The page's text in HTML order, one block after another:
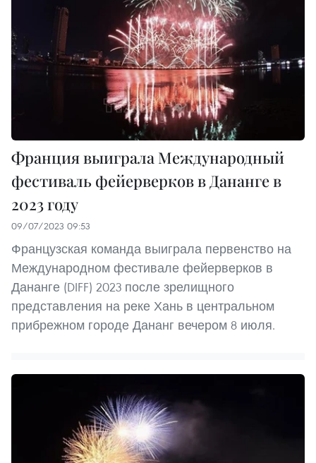
Франция выиграла Международный
фестиваль фейерверков в Дананге в
2023 году
09/07/2023 09:53
Французская команда выиграла первенство на
Международном фестивале фейерверков в
Дананге (DIFF) 2023 после зрелищного
представления на реке Хань в центральном
прибрежном городе Дананг вечером 8 июля.